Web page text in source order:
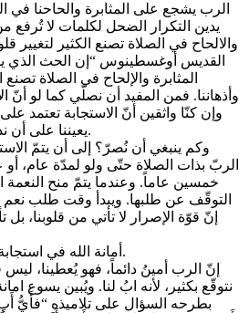
يدين التكرار الضحل لكلمات لا
والالحاح في الصلاة تصنع الكثير لتغيير
القديس أوغسطينوس “إن الحث الذي
المثابرة والإلحاح في الصلاة تصنع
وأذهاننا. فمن المفيد أن نصلّي كما لو أنّ
وإن كنّا واثقين أنّ الاستجابة تعتمد
يعيننا على أن ندرك عمل الربّ عندما نراه.
وكم ينبغي أن نُصرّ؟ إلى أن يتمّ
الربّ بذات الصلاة حتّى ولو لمدّة عام،
خمسين عاماً. وعندما يتمّ منح النعمة
التوقّف عن طلبها. ويبدأ وقت طلب
إنّ قوّة الإصرار لا تأتي من قلوبنا،
3) أمانة الله في استجابة صلاتنا (لوقا 11: 11-13).
إنّ الرب أمينُ دائماً، فهو يُعطينا،
نتوقّع بكثير، لأنه ابُ لنا. ويُبين يسوع
بطرحه السؤال على تلاميذه “فأَيُّ